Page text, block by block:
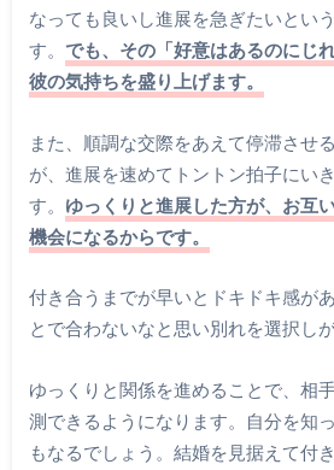
なっても良いし進展を急ぎたいとい
す。 でも、その「好意はあるのにじ
彼の気持ちを盛り上げます。
また、順調な交際をあえて停滞させ
が、進展を速めてトントン拍子にい
す。 ゆっくりと進展した方が、お互
機会になるからです。
付き合うまでが早いとドキドキ感が
とで合わないなと思い別れを選択し
ゆっくりと関係を進めることで、相
測できるようになります。自分を知
もなるでしょう。結婚を見据えて付